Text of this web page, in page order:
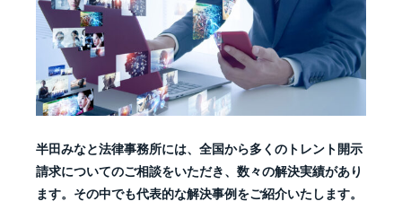
半田みなと法律事務所には、全国から多くのトレント開示
請求についてのご相談をいただき、数々の解決実績があり
ます。その中でも代表的な解決事例をご紹介いたします。